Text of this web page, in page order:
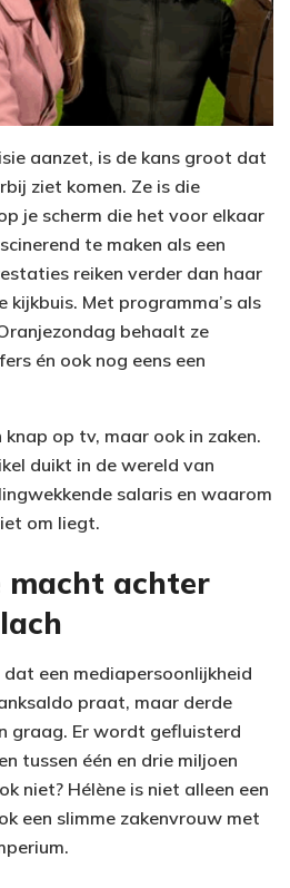
aanzet, is de kans groot dat
ziet komen. Ze is die
je scherm die het voor elkaar
te maken als een
reiken verder dan haar
kijkbuis. Met programma’s als
behaalt ze
én ook nog eens een
knap op tv, maar ook in zaken.
duikt in de wereld van
salaris en waarom
om liegt.
macht achter
een mediapersoonlijkheid
praat, maar derde
graag. Er wordt gefluisterd
tussen één en drie miljoen
niet? Hélène is niet alleen een
een slimme zakenvrouw met